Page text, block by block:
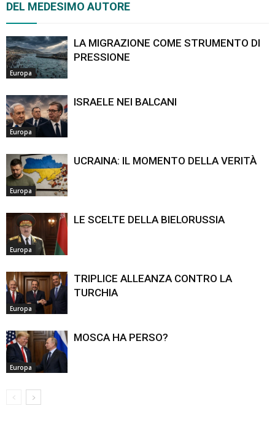
DEL MEDESIMO AUTORE
Europa
LA MIGRAZIONE COME STRUMENTO DI
PRESSIONE
Europa
ISRAELE NEI BALCANI
Europa
UCRAINA: IL MOMENTO DELLA VERITÀ
Europa
LE SCELTE DELLA BIELORUSSIA
Europa
TRIPLICE ALLEANZA CONTRO LA
TURCHIA
Europa
MOSCA HA PERSO?